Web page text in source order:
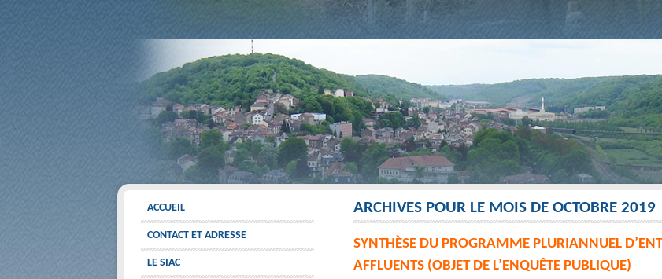
ACCUEIL
CONTACT ET ADRESSE
LE SIAC
ARCHIVES POUR LE MOIS DE OCTOBRE 2019
SYNTHÈSE DU PROGRAMME PLURIANNUEL
AFFLUENTS (OBJET DE L’ENQUÊTE PUBLIQUE)